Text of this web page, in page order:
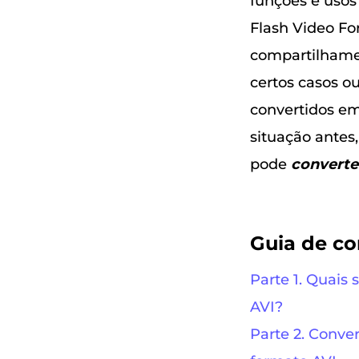
Flash Video
certos casos
convertidos
situação
pode
Guia de
Parte 1. Quais
AVI?
Parte 2.